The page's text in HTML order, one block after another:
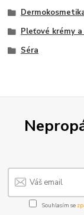
Pleťové krémy a
Séra
Souhlasím se